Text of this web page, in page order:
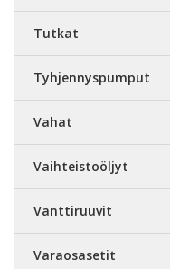
Tutkat
Tyhjennyspumput
Vahat
Vaihteistoöljyt
Vanttiruuvit
Varaosasetit